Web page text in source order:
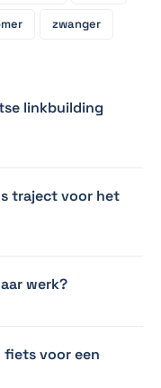
zwanger
linkbuilding
traject voor het
werk?
fiets voor een